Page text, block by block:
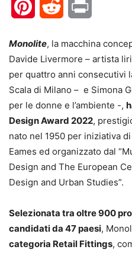
PinterestReddit
Monolite, la macchina
Davide Livermore – artista
per quattro anni consecutivi
Scala di Milano – e Simona
per le donne e l’ambiente -,
Design Award 2022,
nato nel 1950 per iniziativa
Eames ed organizzato dal
Design and The European
Design and Urban Studies”.
Selezionata tra oltre 900
candidati da 47 paesi,
categoria Retail Fittings,